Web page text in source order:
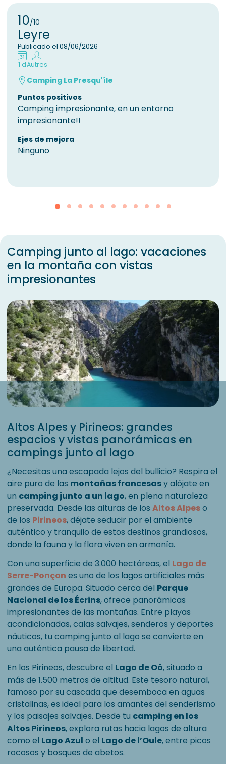
10/10
Leyre
Publicado el 08/06/2026
1 dAutres
Camping La Presqu'île
Puntos positivos
Camping impresionante, en un entorno
impresionante!!
Ejes de mejora
Ninguno
Camping junto al lago: vacaciones
en la montaña con vistas
impresionantes
Altos Alpes y Pirineos: grandes
espacios y vistas panorámicas en
campings junto al lago
¿Necesitas una escapada lejos del bullicio? Respira el
aire puro de las montañas francesasy alójate en
un camping junto a un lago, en plena naturaleza
preservada. Desde las alturas de los Altos Alpeso
de los Pirineos, déjate seducir por el ambiente
auténtico y tranquilo de estos destinos grandiosos,
donde la fauna y la flora viven en armonía.
Con una superficie de 3.000 hectáreas, el Lago de
Serre-Ponçon es uno de los lagos artificiales más
grandes de Europa. Situado cerca del Parque
Nacional de los Écrins, ofrece panorámicas
impresionantes de las montañas. Entre playas
acondicionadas, calas salvajes, senderos y deportes
náuticos, tu camping junto al lago se convierte en
una auténtica pausa de libertad.
En los Pirineos, descubre el Lago de Oô, situado a
más de 1.500 metros de altitud. Este tesoro natural,
famoso por su cascada que desemboca en aguas
cristalinas, es ideal para los amantes del senderismo
y los paisajes salvajes. Desde tu camping en los
Altos Pirineos, explora rutas hacia lagos de altura
como el Lago Azul o el Lago de l’Oule, entre picos
rocosos y bosques de abetos.